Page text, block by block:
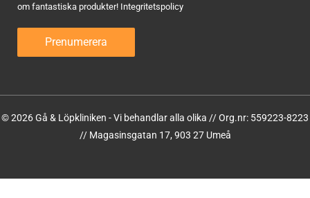
om fantastiska produkter! Integritetspolicy
© 2026 Gå & Löpkliniken - Vi behandlar alla olika // Org.nr: 559223-8223
// Magasinsgatan 17, 903 27 Umeå